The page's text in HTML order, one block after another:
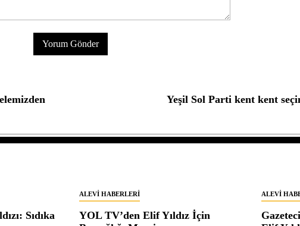
Yeşil Sol Parti kent kent
Sıdıka
ALEVI HABERLERI
YOL TV’den Elif Yıldız İçin
ALEVI